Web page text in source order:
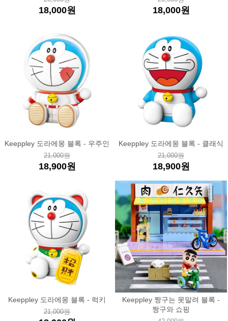
18,000원 18,000원
Keeppley 도라에몽 블록 - 우주인
21,000원
18,900원
Keeppley 도라에몽 블록 - 클래식
21,000원
18,900원
Keeppley 도라에몽 블록 - 럭키
21,000원
Keeppley 짱구는 못말려 블록 -
짱구와 쇼핑